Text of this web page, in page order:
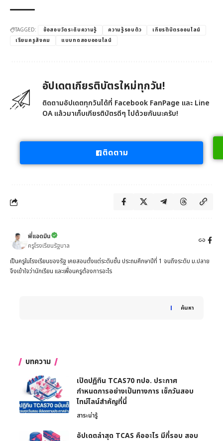
TAGGED: ข้อสอบวัดระดับความรู้ ความรู้รอบตัว
เกียรติบัตรออนไลน์
เรียนครูสังคม
แบบทดสอบออนไลน์
อัปเดตเกียรติบัตรใหม่ทุกวัน!
ติดตามอัปเดตทุกวันได้ที่ Facebook FanPage และ Line
OA แล้วมาเก็บเกียรติบัตรดีๆ ไปด้วยกันนะครับ!
ติดตาม
พี่แอดมิน
ครูโรงเรียนรัฐบาล
เป็นครูในโรงเรียนของรัฐ เคยสอนตั้งแต่ระดับชั้น ประถมศึกษาปีที่ 1 จนถึงระดับ ม.ปลาย
จึงเข้าใจว่านักเรียน และเพื่อนครูต้องการอะไร
ค้นหา
When autocomplete results are available use up and
บทความ
เปิดปฏิทิน TCAS70 ทปอ. ประกาศ
กำหนดการอย่างเป็นทางการ เช็กวันสอบ
ไทม์ไลน์สำคัญที่นี่
สาระน่ารู้
อัปเดตล่าสุด TCAS คืออะไร มีกี่รอบ สอบ